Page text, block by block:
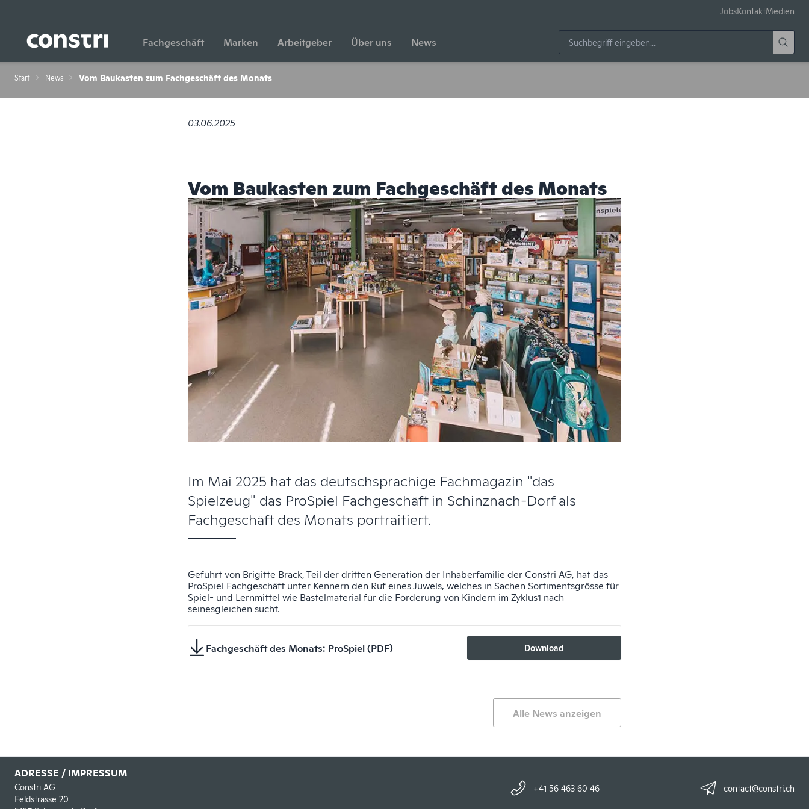
JobsKontaktMedien
Fachgeschäft Marken Arbeitgeber Über uns News
Start News Vom Baukasten zum Fachgeschäft des Monats
03.06.2025
Vom Baukasten zum Fachgeschäft des Monats
Im Mai 2025 hat das deutschsprachige Fachmagazin "das
Spielzeug" das ProSpiel Fachgeschäft in Schinznach-Dorf als
Fachgeschäft des Monats portraitiert.
Geführt von Brigitte Brack, Teil der dritten Generation der Inhaberfamilie der Constri AG, hat das
ProSpiel Fachgeschäft unter Kennern den Ruf eines Juwels, welches in Sachen Sortimentsgrösse für
Spiel- und Lernmittel wie Bastelmaterial für die Förderung von Kindern im Zyklus1 nach
seinesgleichen sucht.
Fachgeschäft des Monats: ProSpiel (PDF) Download
Alle News anzeigen
ADRESSE / IMPRESSUM
Constri AG
Feldstrasse 20
+41 56 463 60 46 contact@constri.ch